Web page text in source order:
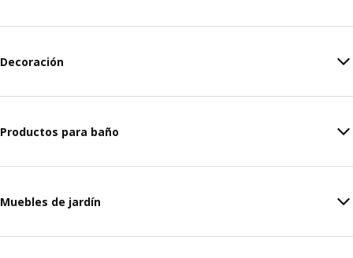
Decoración
Productos para baño
Muebles de jardín